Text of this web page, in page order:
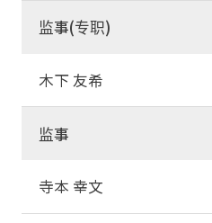
监事(专职)
木下 友希
监事
寺本 幸文